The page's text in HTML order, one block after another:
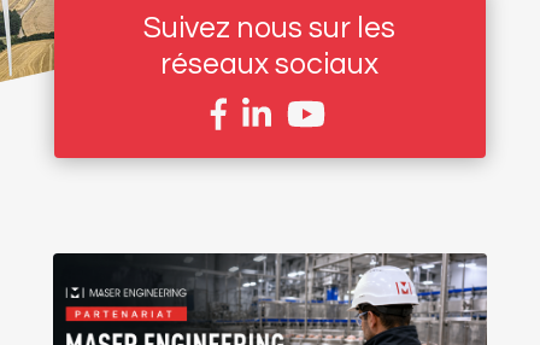
Suivez nous sur les
réseaux sociaux